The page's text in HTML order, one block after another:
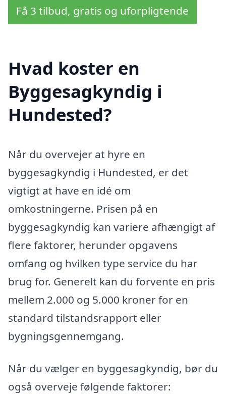
Få 3 tilbud, gratis og uforpligtende
Hvad koster en
Byggesagkyndig i
Hundested?
Når du overvejer at hyre en
byggesagkyndig i Hundested, er det
vigtigt at have en idé om
omkostningerne. Prisen på en
byggesagkyndig kan variere afhængigt af
flere faktorer, herunder opgavens
omfang og hvilken type service du har
brug for. Generelt kan du forvente en pris
mellem 2.000 og 5.000 kroner for en
standard tilstandsrapport eller
bygningsgennemgang.
Når du vælger en byggesagkyndig, bør du
også overveje følgende faktorer: